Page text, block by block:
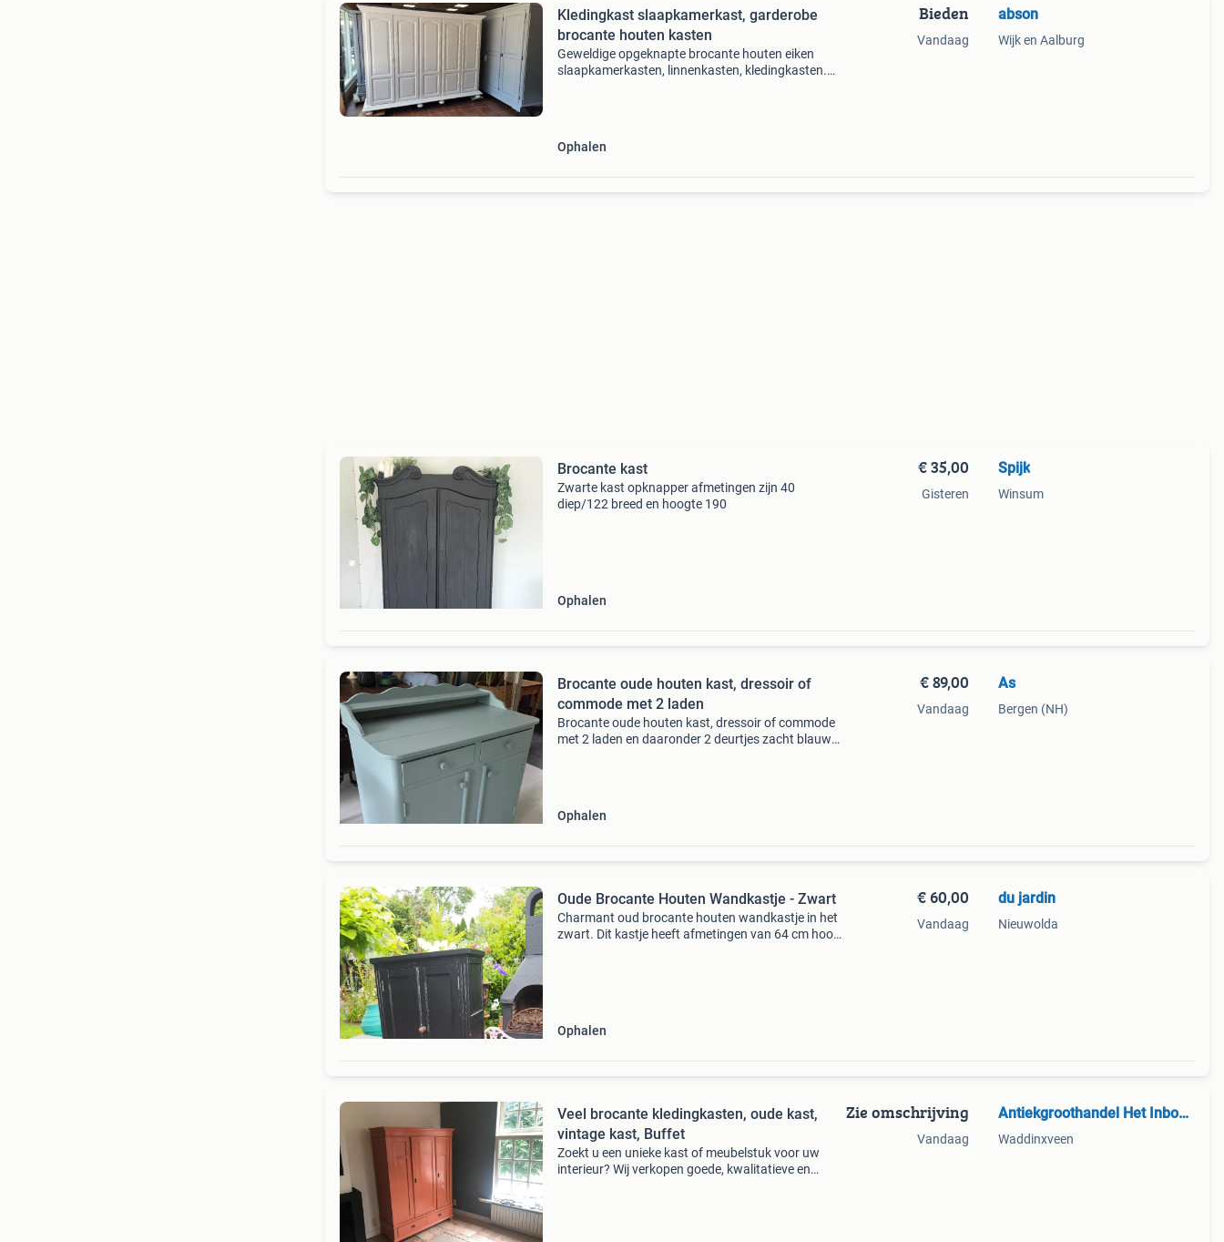
Kledingkast slaapkamerkast, garderobe
brocante houten kasten
Geweldige opgeknapte brocante houten eiken
slaapkamerkasten, linnenkasten, kledingkasten.
Ophalen
Bieden
Vandaag
abson
Wijk en Aalburg
Brocante kast
Zwarte kast opknapper afmetingen zijn 40
diep/122 breed en hoogte 190
Ophalen
€ 35,00
Gisteren
Spijk
Winsum
Brocante oude houten kast, dressoir of
commode met 2 laden
Brocante oude houten kast, dressoir of commode
met 2 laden en daaronder 2 deurtjes zacht blauw
Ophalen
€ 89,00
Vandaag
As
Bergen (NH)
Oude Brocante Houten Wandkastje - Zwart
Charmant oud brocante houten wandkastje in het
zwart. Dit kastje heeft afmetingen van 64 cm hoog,
Ophalen
€ 60,00
Vandaag
du jardin
Nieuwolda
Veel brocante kledingkasten, oude kast,
vintage kast, Buffet
Zoekt u een unieke kast of meubelstuk voor uw
interieur? Wij verkopen goede, kwalitatieve en
Zie omschrijving
Vandaag
Antiekgroothandel Het Inboedelhuis
Waddinxveen